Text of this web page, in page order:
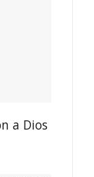
a Dios